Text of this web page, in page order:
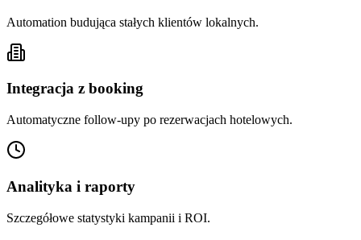
Automation budująca stałych klientów lokalnych.
Integracja z booking
Automatyczne follow-upy po rezerwacjach hotelowych.
Analityka i raporty
Szczegółowe statystyki kampanii i ROI.